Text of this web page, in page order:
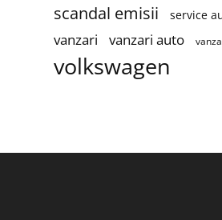
scandal emisii service
vanzari vanzari auto
volkswagen